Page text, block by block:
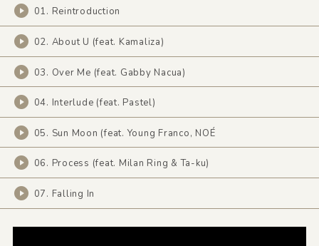
01. Reintroduction
02. About U (feat. Kamaliza)
03. Over Me (feat. Gabby Nacua)
04. Interlude (feat. Pastel)
05. Sun Moon (feat. Young Franco, NOÉ
06. Process (feat. Milan Ring & Ta-ku)
07. Falling In